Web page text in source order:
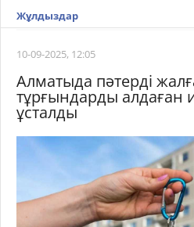
Жұлдыздар
10-09-2025, 12:05
Алматыда пәтерді
тұрғындарды алдаған
ұсталды